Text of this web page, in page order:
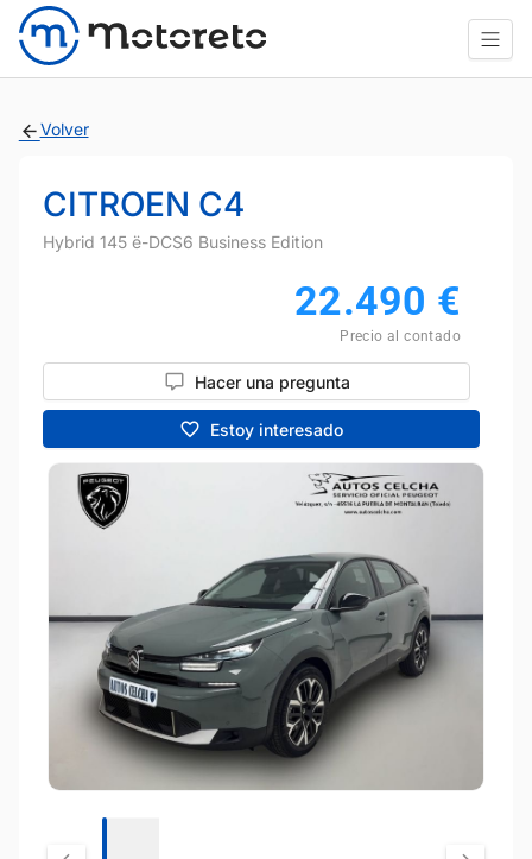
Volver
CITROEN C4
Hybrid 145 ë-DCS6 Business Edition
22.490 €
Precio al contado
Hacer una pregunta
Estoy interesado